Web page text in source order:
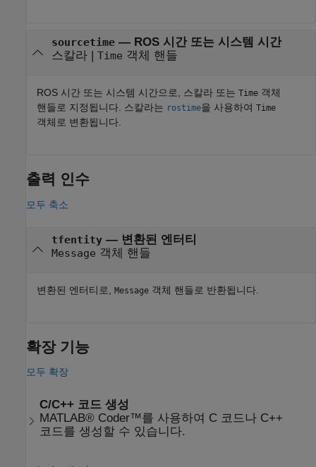
sourcetime— ROS 시간 또는 시스템 시간
스칼라| Time 객체 핸들
ROS 시간 또는 시스템 시간으로, 스칼라 또는 Time 객체
핸들로 지정됩니다. 스칼라는 rostime을 사용하여 Time
객체로 변환됩니다.
출력 인수
모두 축소
tfentity— 변환된 엔터티
Message 객체 핸들
변환된 엔터티로, Message 객체 핸들로 반환됩니다.
확장 기능
모두 확장
C/C++ 코드 생성
MATLAB® Coder™를 사용하여 C 코드나 C++
코드를 생성할 수 있습니다.